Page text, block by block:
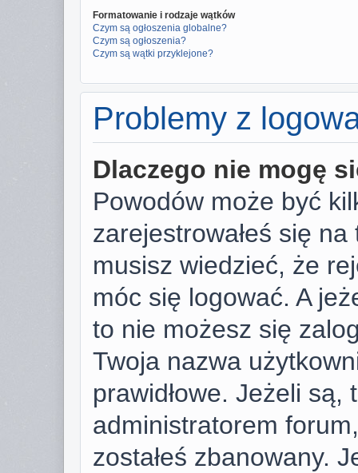
Formatowanie i rodzaje wątków
Czym są ogłoszenia globalne?
Czym są ogłoszenia?
Czym są wątki przyklejone?
Problemy z
Dlaczego nie mogę
Powodów może być
zarejestrowałeś się
musisz wiedzieć, że
móc się logować. A
to nie możesz się
Twoja nazwa
prawidłowe. Jeżeli są,
administratorem
zostałeś zbanowany.